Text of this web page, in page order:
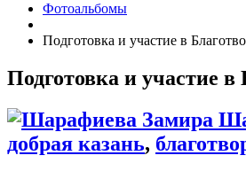
Фотоальбомы
Подготовка и участие в
Подготовка и участие
добрая казань,